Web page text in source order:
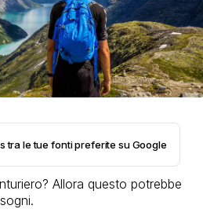
tra le tue fonti preferite su Google
Allora questo potrebbe